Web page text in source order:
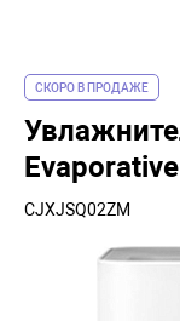
СКОРО В ПРОДАЖЕ
CJXJSQ02ZM